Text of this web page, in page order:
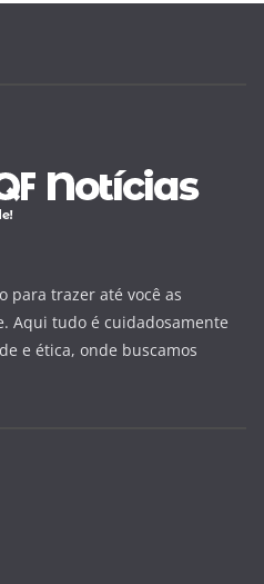
para trazer até você as
Aqui tudo é cuidadosamente
e ética, onde buscamos